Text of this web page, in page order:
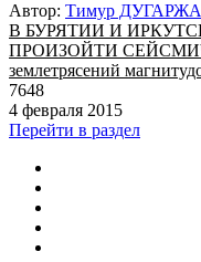
Автор: Тимур
В БУРЯТИИ И
ПРОИЗОЙТИ
землетрясений
7648
4 февраля 2015
Перейти в раздел